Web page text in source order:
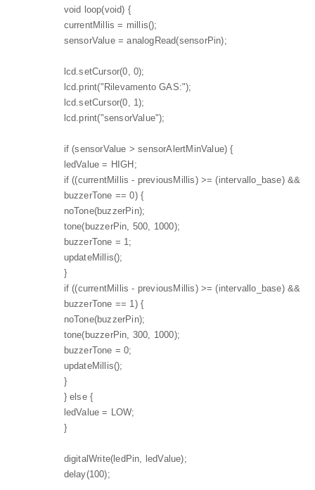
void loop(void) {
currentMillis = millis();
sensorValue = analogRead(sensorPin);
lcd.setCursor(0, 0);
lcd.print("Rilevamento GAS:");
lcd.setCursor(0, 1);
lcd.print("sensorValue");
if (sensorValue > sensorAlertMinValue) {
ledValue = HIGH;
if ((currentMillis - previousMillis) >= (intervallo_base) &&
buzzerTone == 0) {
noTone(buzzerPin);
tone(buzzerPin, 500, 1000);
buzzerTone = 1;
updateMillis();
}
if ((currentMillis - previousMillis) >= (intervallo_base) &&
buzzerTone == 1) {
noTone(buzzerPin);
tone(buzzerPin, 300, 1000);
buzzerTone = 0;
updateMillis();
}
} else {
ledValue = LOW;
}
digitalWrite(ledPin, ledValue);
delay(100);